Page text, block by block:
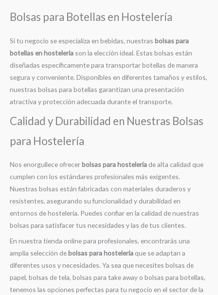
Bolsas para Botellas en Hostelería
Si tu negocio se especializa en bebidas, nuestras bolsas para
botellas en hostelería son la elección ideal. Estas bolsas están
diseñadas específicamente para transportar botellas de manera
segura y conveniente. Disponibles en diferentes tamaños y estilos,
nuestras bolsas para botellas garantizan una presentación
atractiva y protección adecuada durante el transporte.
Calidad y Durabilidad en Nuestras Bolsas
para Hostelería
Nos enorgullece ofrecerbolsas para hostelería de alta calidad que
cumplen con los estándares profesionales más exigentes.
Nuestras bolsas están fabricadas con materiales duraderos y
resistentes, asegurando su funcionalidad y durabilidad en
entornos de hostelería. Puedes confiar en la calidad de nuestras
bolsas para satisfacer tus necesidades y las de tus clientes.
En nuestra tienda online para profesionales, encontrarás una
amplia selección debolsas para hostelería que se adaptan a
diferentes usos y necesidades. Ya sea que necesites bolsas de
papel, bolsas de tela, bolsas para take away o bolsas para botellas,
tenemos las opciones perfectas para tu negocio en el sector de la